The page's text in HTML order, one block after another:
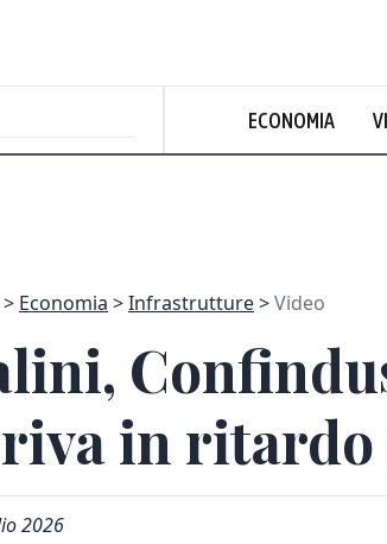
ECONOMIA
Economia Infrastrutture Video
in ritardo
2026